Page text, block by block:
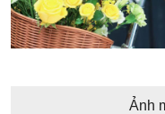
Ảnh